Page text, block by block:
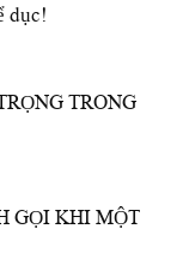
dục!
TRONG
GỌI KHI MỘT